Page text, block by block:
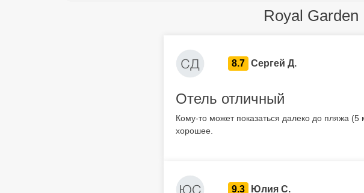
Royal Garden
8.7 Сергей Д.
Отель отличный
Кому-то может показаться далеко до пляжа
хорошее.
9.3 Юлия С.